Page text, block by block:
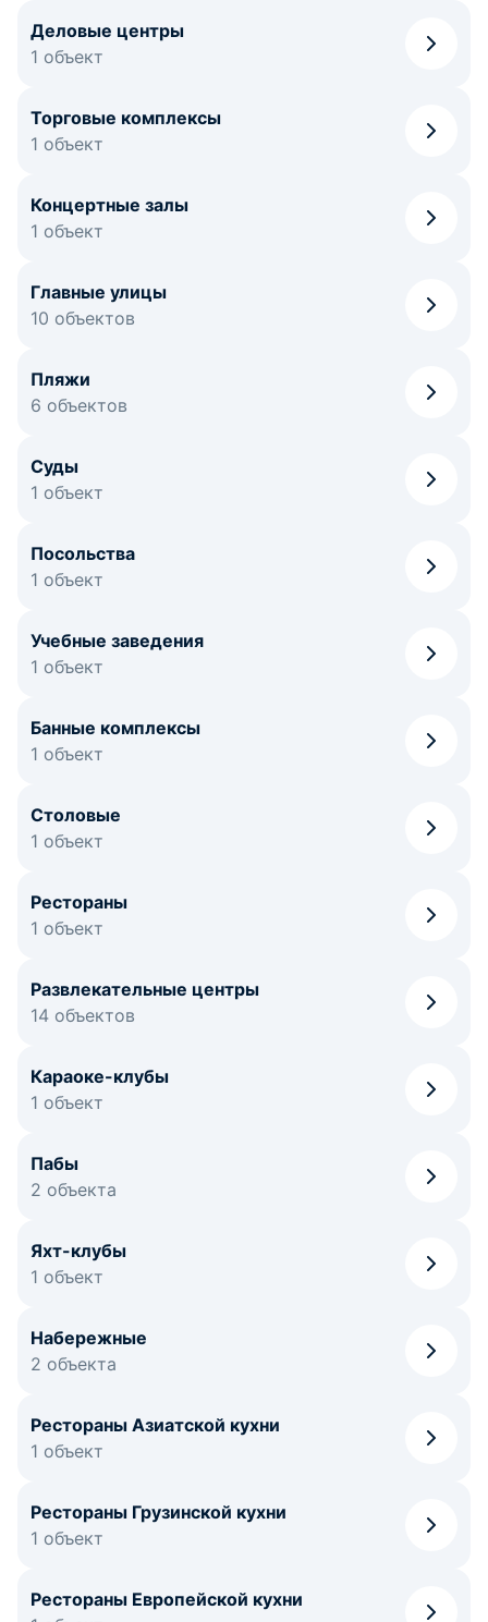
Деловые центры
1 объект
Торговые комплексы
1 объект
Концертные залы
1 объект
Главные улицы
10 объектов
Пляжи
6 объектов
Суды
1 объект
Посольства
1 объект
Учебные заведения
1 объект
Банные комплексы
1 объект
Столовые
1 объект
Рестораны
1 объект
Развлекательные центры
14 объектов
Караоке-клубы
1 объект
Пабы
2 объекта
Яхт-клубы
1 объект
Набережные
2 объекта
Рестораны Азиатской кухни
1 объект
Рестораны Грузинской кухни
1 объект
Рестораны Европейской кухни